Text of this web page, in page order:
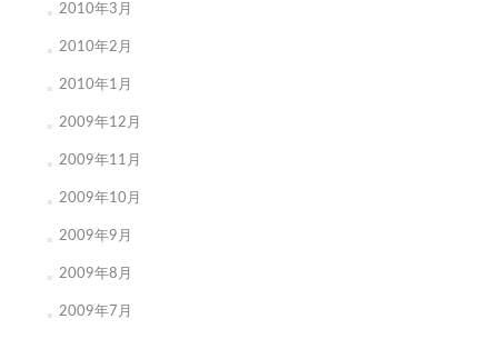
2010年3月
2010年2月
2010年1月
2009年12月
2009年11月
2009年10月
2009年9月
2009年8月
2009年7月